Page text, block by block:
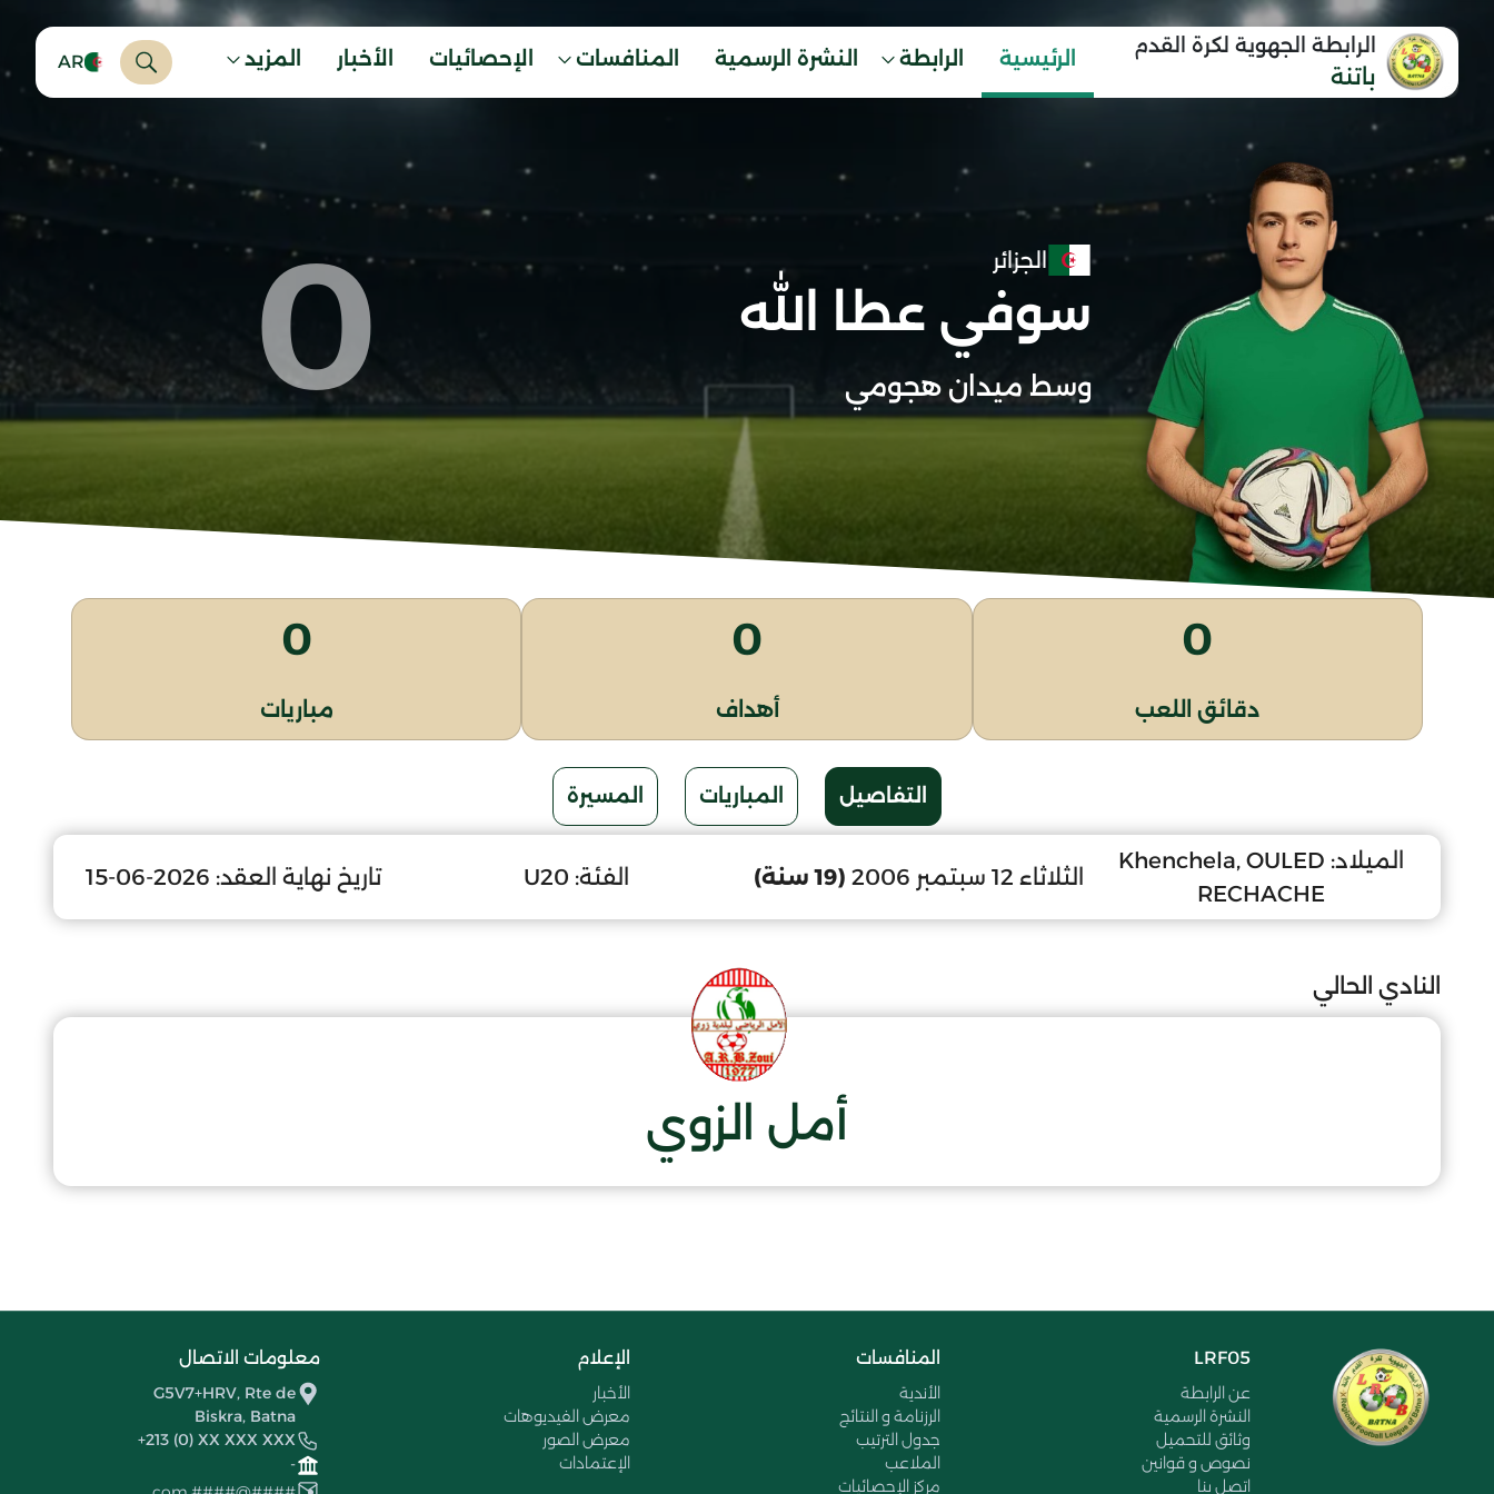
الرابطة الجهوية لكرة القدم
باتنة
الرئيسية الرابطة النشرة الرسمية المنافسات الإحصائيات الأخبار المزيد AR
الجزائر
سوفي عطا الله
وسط ميدان هجومي 0
0
دقائق اللعب
0
أهداف
0
مباريات
التفاصيل المباريات المسيرة
الميلاد: Khenchela, OULED
RECHACHE
الثلاثاء 12 سبتمبر 2006 (19 سنة) الفئة: U20 تاريخ نهاية العقد: 2026-06-15
النادي الحالي
أمل الزوي
LRF05
عن الرابطة
النشرة الرسمية
وثائق للتحميل
نصوص و قوانين
اتصل بنا
المنافسات
الأندية
الرزنامة و النتائج
جدول الترتيب
الملاعب
مركز الإحصائيات
الإعلام
الأخبار
معرض الفيديوهات
معرض الصور
الإعتمادات
معلومات الاتصال
G5V7+HRV, Rte de
Biskra, Batna
+213 (0) XX XXX XXX
-